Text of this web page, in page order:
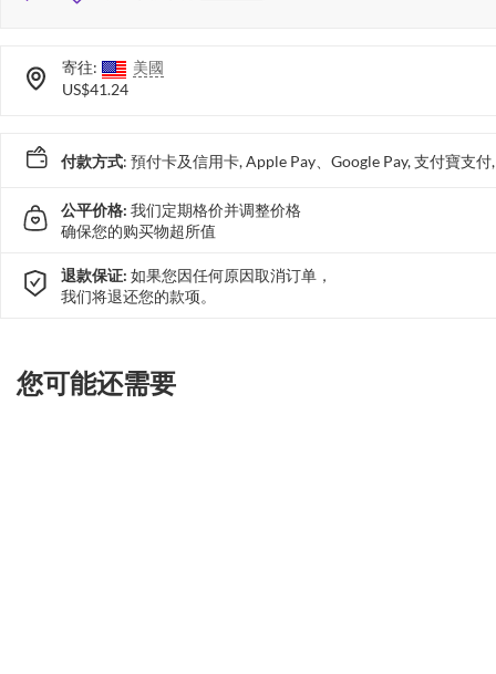
寄往:
美國
US$41.24
付款方式: 預付卡及信用卡, Apple Pay、Google Pay, 支付寶支
公平价格: 我们定期格价并调整价格
确保您的购买物超所值
退款保证: 如果您因任何原因取消订单，
我们将退还您的款项。
您可能还需要